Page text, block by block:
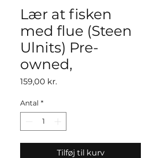
Lær at fisken
med flue (Steen
Ulnits) Pre-
owned,
159,00 kr.Pris
Antal *
Tilføj til kurv